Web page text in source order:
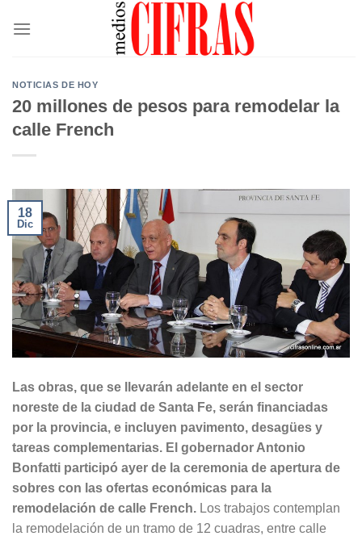
NOTICIAS DE HOY
20 millones de pesos para remodelar la
calle French
18
Dic
Las obras, que se llevarán adelante en el sector
noreste de la ciudad de Santa Fe, serán financiadas
por la provincia, e incluyen pavimento, desagües y
tareas complementarias. El gobernador Antonio
Bonfatti participó ayer de la ceremonia de apertura de
sobres con las ofertas económicas para la
remodelación de calle French. Los trabajos contemplan
la remodelación de un tramo de 12 cuadras, entre calle